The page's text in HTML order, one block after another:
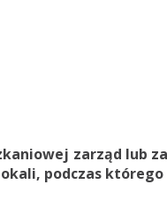
zarząd lub
podczas